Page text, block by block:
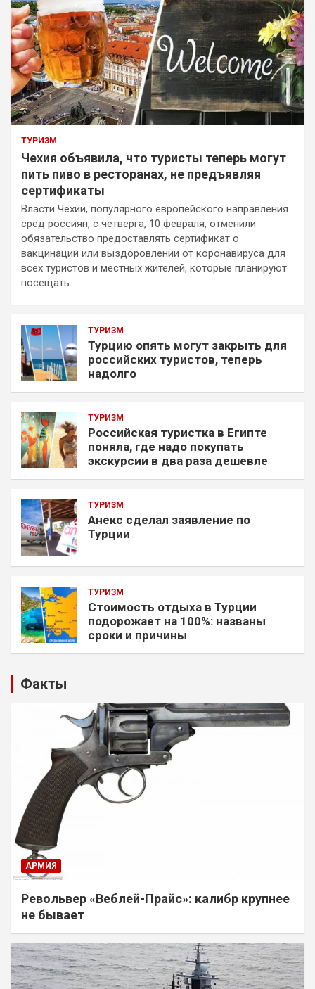
ТУРИЗМ
Чехия объявила, что туристы теперь могут
пить пиво в ресторанах, не предъявляя
сертификаты
Власти Чехии, популярного европейского направления
сред россиян, с четверга, 10 февраля, отменили
обязательство предоставлять сертификат о
вакцинации или выздоровлении от коронавируса для
всех туристов и местных жителей, которые планируют
посещать…
ТУРИЗМ
Турцию опять могут закрыть для
российских туристов, теперь
надолго
ТУРИЗМ
Российская туристка в Египте
поняла, где надо покупать
экскурсии в два раза дешевле
ТУРИЗМ
Анекс сделал заявление по
Турции
ТУРИЗМ
Стоимость отдыха в Турции
подорожает на 100%: названы
сроки и причины
Факты
АРМИЯ
Револьвер «Веблей-Прайс»: калибр крупнее
не бывает